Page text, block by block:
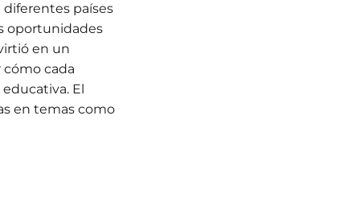
países
oportunidades
en un
cada
El
en temas como